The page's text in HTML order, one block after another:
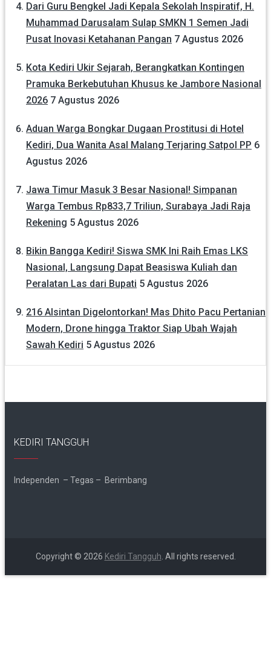
Dari Guru Bengkel Jadi Kepala Sekolah Inspiratif, H.
Muhammad Darusalam Sulap SMKN 1 Semen Jadi
Pusat Inovasi Ketahanan Pangan 7 Agustus 2026
Kota Kediri Ukir Sejarah, Berangkatkan Kontingen
Pramuka Berkebutuhan Khusus ke Jambore Nasional
2026 7 Agustus 2026
Aduan Warga Bongkar Dugaan Prostitusi di Hotel
Kediri, Dua Wanita Asal Malang Terjaring Satpol PP 6
Agustus 2026
Jawa Timur Masuk 3 Besar Nasional! Simpanan
Warga Tembus Rp833,7 Triliun, Surabaya Jadi Raja
Rekening 5 Agustus 2026
Bikin Bangga Kediri! Siswa SMK Ini Raih Emas LKS
Nasional, Langsung Dapat Beasiswa Kuliah dan
Peralatan Las dari Bupati 5 Agustus 2026
216 Alsintan Digelontorkan! Mas Dhito Pacu Pertanian
Modern, Drone hingga Traktor Siap Ubah Wajah
Sawah Kediri 5 Agustus 2026
KEDIRI TANGGUH
Independen – Tegas – Berimbang
Copyright © 2026 Kediri Tangguh . All rights reserved.